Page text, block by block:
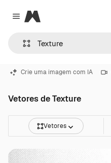
Close menu
Magnific
Crie uma imagem com IA
Vetores de Texture
Vetores